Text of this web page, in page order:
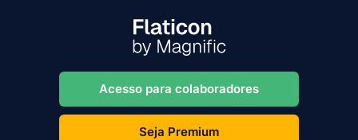
Acesso para colaboradores
Seja Premium